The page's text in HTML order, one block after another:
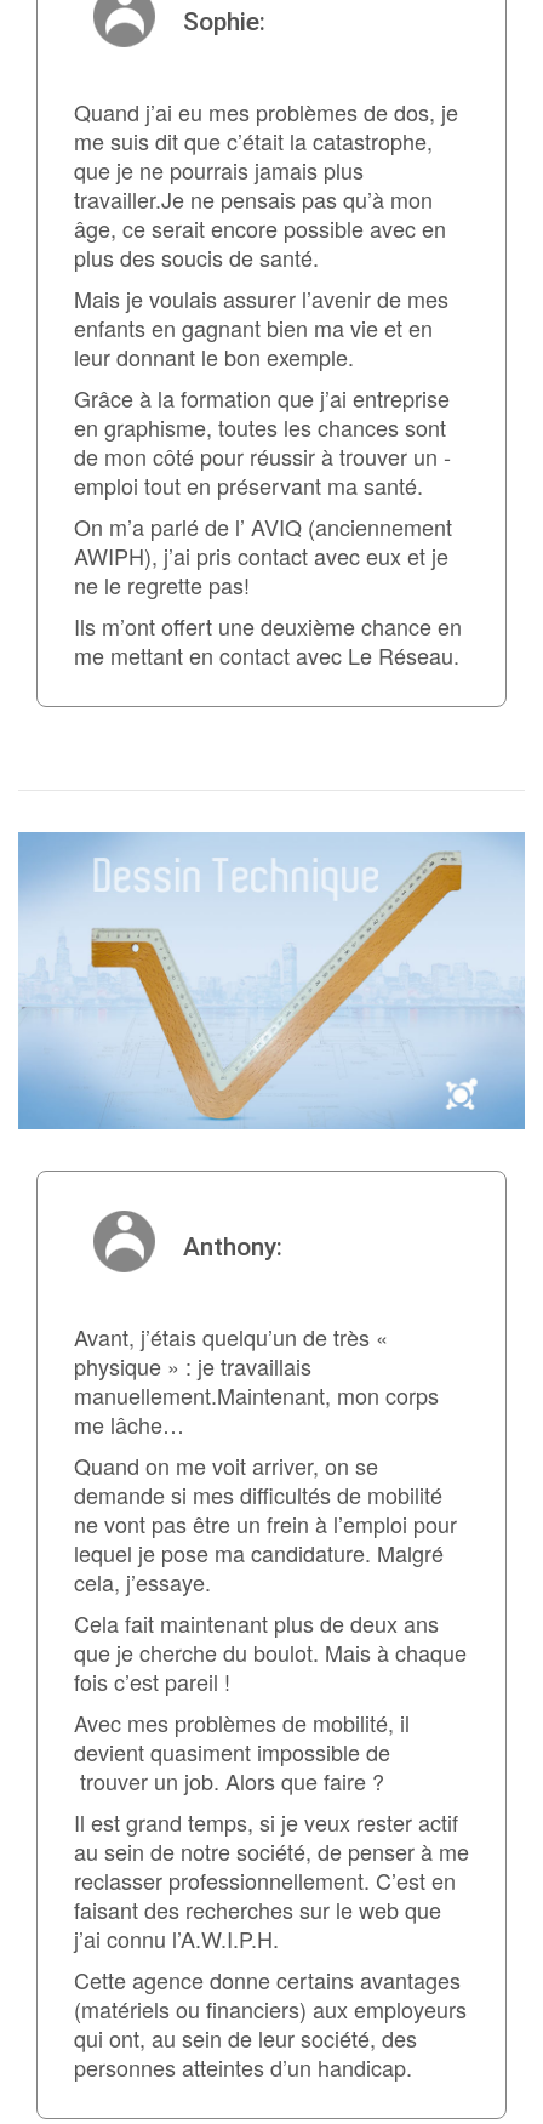
Sophie:
Quand j’ai eu mes problèmes de dos, je
me suis dit que c’était la catastrophe,
que je ne pourrais jamais plus
travailler.Je ne pensais pas qu’à mon
âge, ce serait encore possible avec en
plus des soucis de santé.
Mais je voulais assurer l’avenir de mes
enfants en gagnant bien ma vie et en
leur donnant le bon exemple.
Grâce à la formation que j’ai entreprise
en graphisme, toutes les chances sont
de mon côté pour réussir à trouver un ­­­­­
emploi tout en préservant ma santé.
On m’a parlé de l’ AVIQ (anciennement
AWIPH), j’ai pris contact avec eux et je
ne le regrette pas!
Ils m’ont offert une deuxième chance en
me mettant en contact avec Le Réseau.
Anthony:
Avant, j’étais quelqu’un de très «
physique » : je travaillais
manuellement.Maintenant, mon corps
me lâche…
Quand on me voit arriver, on se
demande si mes difficultés de mobilité
ne vont pas être un frein à l’emploi pour
lequel je pose ma candidature. Malgré
cela, j’essaye.
Cela fait maintenant plus de deux ans
que je cherche du boulot. Mais à chaque
fois c’est pareil !
Avec mes problèmes de mobilité, il
devient quasiment impossible de
trouver un job. Alors que faire ?
Il est grand temps, si je veux rester actif
au sein de notre société, de penser à me
reclasser professionnellement. C’est en
faisant des recherches sur le web que
j’ai connu l’A.W.I.P.H.
Cette agence donne certains avantages
(matériels ou financiers) aux employeurs
qui ont, au sein de leur société, des
personnes atteintes d’un handicap.